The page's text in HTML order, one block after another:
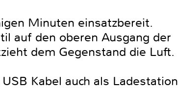
Minuten einsatzbereit.
auf den oberen Ausgang der
dem Gegenstand die Luft.
Kabel auch als Ladestation